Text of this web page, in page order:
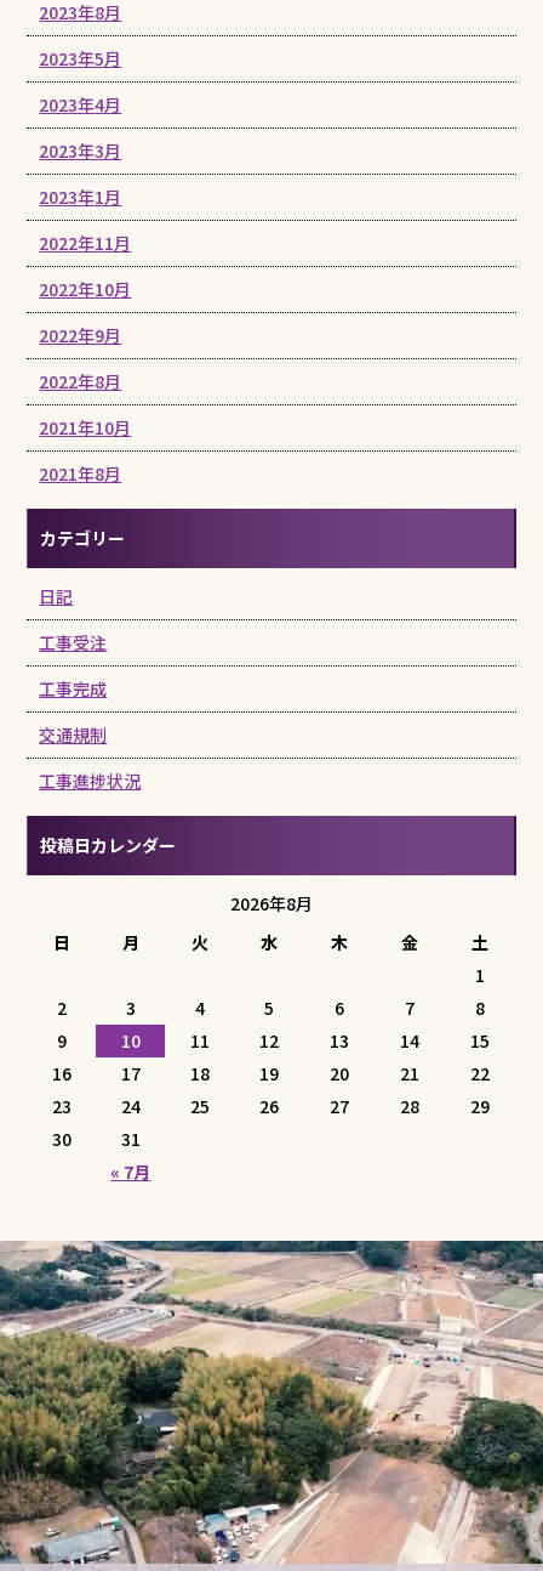
2023年8月
2023年5月
2023年4月
2023年3月
2023年1月
2022年11月
2022年10月
2022年9月
2022年8月
2021年10月
2021年8月
カテゴリー
日記
工事受注
工事完成
交通規制
工事進捗状況
投稿日カレンダー
2026年8月
日
月 火 水 木 金 土
« 7月
1
2
3 4 5 6 7
8
9
10 11 12 13 14
15
16
17 18 19 20 21
22
23
24 25 26 27 28
29
30
31